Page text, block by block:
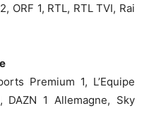
ORF 1, RTL, RTL TVI, Rai
Premium 1, L’Equipe
1 Allemagne, Sky